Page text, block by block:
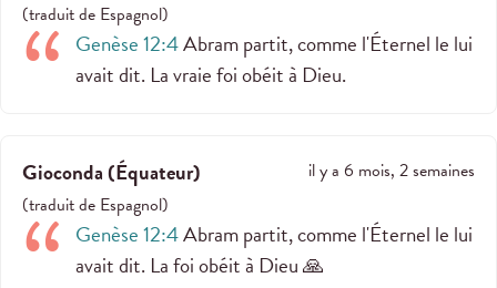
(traduit de Espagnol)
Genèse 12:4Abram partit, comme l'Éternel le lui
avait dit. La vraie foi obéit à Dieu.
Gioconda(Équateur)
il y a 6 mois, 2 semaines
(traduit de Espagnol)
Genèse 12:4Abram partit, comme l'Éternel le lui
avait dit. La foi obéit à Dieu 🙏